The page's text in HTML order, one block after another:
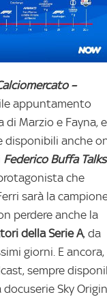
–
appuntamento
di Marzio e Fayna,
disponibili anche
Federico Buffa
che
sarà la
perdere anche la
della Serie A, da
giorni. E ancora,
sempre
Sky